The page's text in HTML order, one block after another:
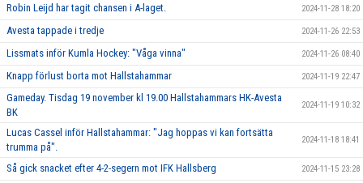
Robin Leijd har tagit chansen i A-laget. 2024-11-28 18:20
Avesta tappade i tredje 2024-11-26 22:53
Lissmats inför Kumla Hockey: "Våga vinna" 2024-11-26 08:40
Knapp förlust borta mot Hallstahammar 2024-11-19 22:47
Gameday. Tisdag 19 november kl 19.00 Hallstahammars HK-Avesta
BK
2024-11-19 10:32
Lucas Cassel inför Hallstahammar: "Jag hoppas vi kan fortsätta
trumma på".
2024-11-18 18:41
Så gick snacket efter 4-2-segern mot IFK Hallsberg 2024-11-15 23:28